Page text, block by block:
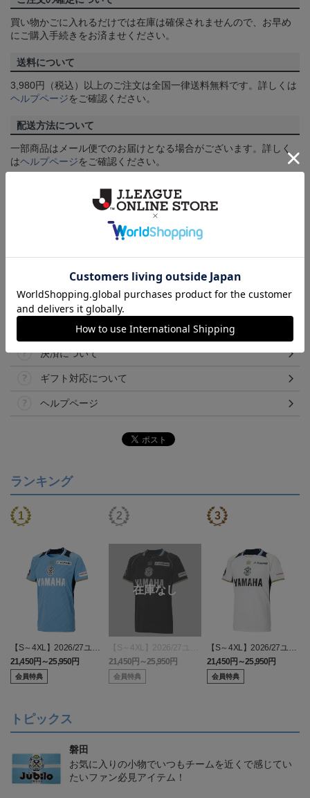
買い物かごに入れるだけでは在庫は確保されませんので、お早め
にご購入手続きをお済ませください。
送料について
3,980円（税込）以上のご注文は全国一律送料無料です。詳しくは
ヘルプページをご確認ください。
配送方法について
一部商品はメール便でのお届けとなる場合がございます。詳しく
はヘルプページをご確認ください。
【カラーについて】
商品画像は、お使いのパソコンのモニターおよびスマートフォン
のメーカー・機種・画面設定等により、実際の商品の色と異なっ
【仕様について】
取り扱い商品によっては、パッケージやデザインなどの仕様が予
告なく変更になることがございます。
決済について
ギフト対応について
ヘルプページ
ランキング
【S～4XL】2026/27ユニ
フォーム オーセンティッ
クモデル:FP1st
21,450円～25,950円
会員特典
【S～4XL】2026/27ユニ
フォーム オーセンティッ
クモデル:GK
21,450円～25,950円
会員特典
【S～4XL】2026/27ユニ
フォーム オーセンティッ
クモデル:FP2nd
21,450円～25,950円
会員特典
トピックス
磐田
お気に入りの小物でいつもチームを近くで感じてい
たいファン必見アイテム！